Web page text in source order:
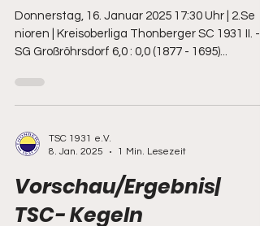
Donnerstag, 16. Januar 2025 17:30 Uhr | 2.Se
nioren | Kreisoberliga Thonberger SC 1931 II. -
SG Großröhrsdorf 6,0 : 0,0 (1877 - 1695)...
TSC 1931 e.V.
8. Jan. 2025
1 Min. Lesezeit
Vorschau/Ergebnis|
TSC- Kegeln